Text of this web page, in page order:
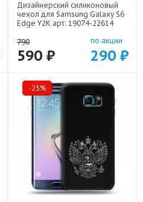
Дизайнерский силиконовый
чехол для Samsung Galaxy S6
Edge Y2K арт: 19074-22614
790
590 ₽
по акции
290 ₽
-25%